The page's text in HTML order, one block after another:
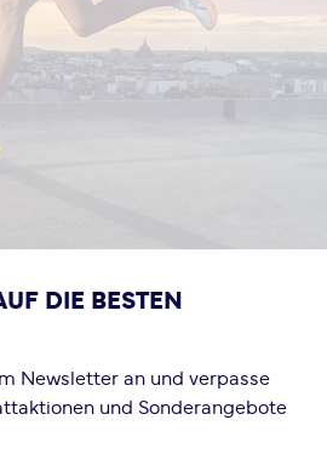
DIE BESTEN
Newsletter an und verpasse
und Sonderangebote